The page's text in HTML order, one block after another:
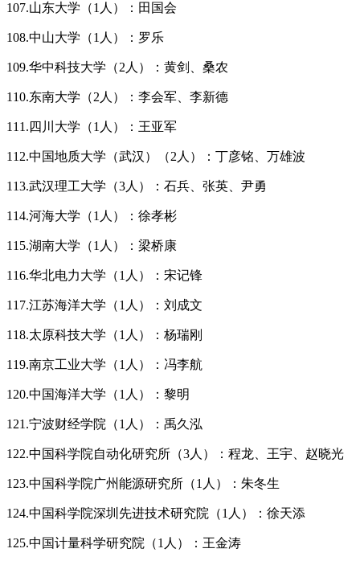
107.山东大学（1人）：田国会
108.中山大学（1人）：罗乐
109.华中科技大学（2人）：黄剑、桑农
110.东南大学（2人）：李会军、李新德
111.四川大学（1人）：王亚军
112.中国地质大学（武汉）（2人）：丁彦铭、万雄波
113.武汉理工大学（3人）：石兵、张英、尹勇
114.河海大学（1人）：徐孝彬
115.湖南大学（1人）：梁桥康
116.华北电力大学（1人）：宋记锋
117.江苏海洋大学（1人）：刘成文
118.太原科技大学（1人）：杨瑞刚
119.南京工业大学（1人）：冯李航
120.中国海洋大学（1人）：黎明
121.宁波财经学院（1人）：禹久泓
122.中国科学院自动化研究所（3人）：程龙、王宇、赵晓光
123.中国科学院广州能源研究所（1人）：朱冬生
124.中国科学院深圳先进技术研究院（1人）：徐天添
125.中国计量科学研究院（1人）：王金涛